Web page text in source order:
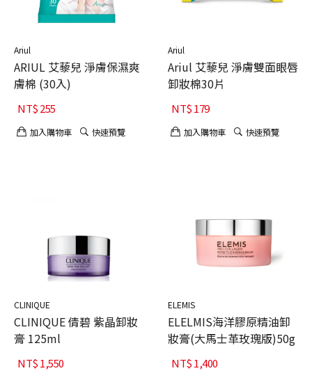
Ariul
ARIUL 艾藜兒 淨膚保濕爽
膚棉 (30入)
NT$255
加入購物車 快速預覽
Ariul
Ariul 艾藜兒 淨膚雙面眼唇
卸妝棉30片
NT$179
加入購物車 快速預覽
CLINIQUE
CLINIQUE 倩碧 紫晶卸妝
膏 125ml
NT$1,550
ELEMIS
ELELMIS海洋膠原精油卸
妝膏(大馬士革玫瑰版)50g
NT$1,400